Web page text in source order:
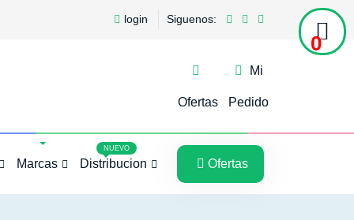
login Siguenos:
Ofertas
Mi
Pedido
0
5
5
Marcas
Distribucion
NUEVO
Ofertas